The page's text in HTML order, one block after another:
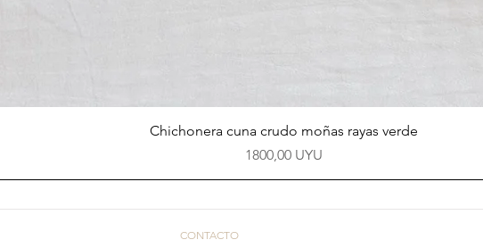
Vista rápida
Chichonera cuna crudo moñas rayas verde
Precio
1800,00 UYU
CONTACTO